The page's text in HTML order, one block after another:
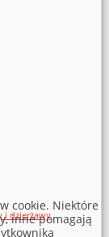
i dzierżawy
cookie. Niektóre
inne pomagają